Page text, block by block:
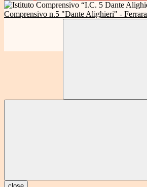
Comprensivo n.5 "Dante Alighieri" - Ferrara